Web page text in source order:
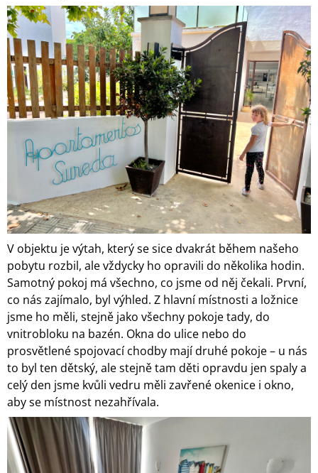
V objektu je výtah, který se sice dvakrát během našeho
pobytu rozbil, ale vždycky ho opravili do několika hodin.
Samotný pokoj má všechno, co jsme od něj čekali. První,
co nás zajímalo, byl výhled. Z hlavní místnosti a ložnice
jsme ho měli, stejně jako všechny pokoje tady, do
vnitrobloku na bazén. Okna do ulice nebo do
prosvětlené spojovací chodby mají druhé pokoje – u nás
to byl ten dětský, ale stejně tam děti opravdu jen spaly a
celý den jsme kvůli vedru měli zavřené okenice i okno,
aby se místnost nezahřívala.